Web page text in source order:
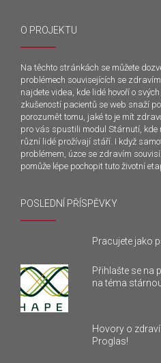
O PROJEKTU
Na těchto stránkách se můžete
problémech souvisejících se
najdete videa, kde lidé hovoří o
zkušeností pacientů se web snaží
porozumět tomu, jaké to je mít
pro vás spustili modul Stárnutí, kde
různí lidé prožívají stáří. I když
problémem, úzce se zdravím
pomůže lépe pochopit tuto životní
POSLEDNÍ PŘÍSPĚVKY
Pracujete jako
Přihlašte se na
na téma
Hovory o
Proglas!